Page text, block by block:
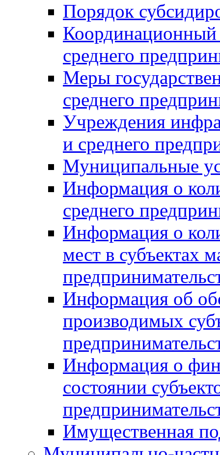
Порядок
Координационный
среднего
Меры
среднего
Учреждения
и среднего
Муниципальные
Информация о
среднего
Информация о
мест в субъектах
Информация об
производимых
Информация о
состоянии
Имущественная